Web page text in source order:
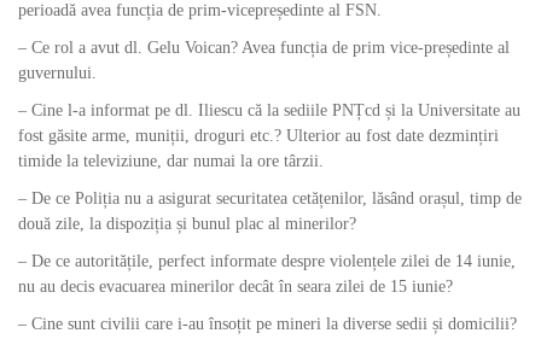
perioadă avea funcția de prim-vicepreședinte al FSN.
– Ce rol a avut dl. Gelu Voican? Avea funcția de prim vice-președinte al
guvernului.
– Cine l-a informat pe dl. Iliescu că la sediile PNȚcd și la Universitate au
fost găsite arme, muniții, droguri etc.? Ulterior au fost date dezmințiri
timide la televiziune, dar numai la ore târzii.
– De ce Poliția nu a asigurat securitatea cetățenilor, lăsând orașul, timp de
două zile, la dispoziția și bunul plac al minerilor?
– De ce autoritățile, perfect informate despre violențele zilei de 14 iunie,
nu au decis evacuarea minerilor decât în seara zilei de 15 iunie?
– Cine sunt civilii care i-au însoțit pe mineri la diverse sedii și domicilii?